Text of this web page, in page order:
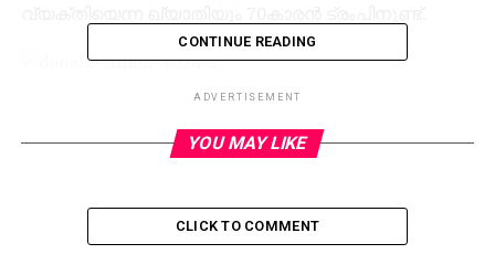
എല്ലാ അമേരിക്കക്കാരെയും ഒരുപോലെ
ചെയ്ത് സംസാരിക്കവെ പറഞ്ഞു. വിവേചനമില്ലാതെ
യു.എസ് ഹൗസിലും 51 വോട്ടുകളിലൂടെ സെനറ്റിലും
റിപ്പബ്ലിക്കന്‍ പാര്‍ട്ടിക്കു തന്നെയാണ് ഭൂരിപക്ഷം.
CONTINUE READING
ADVERTISEMENT
YOU MAY LIKE
CLICK TO COMMENT